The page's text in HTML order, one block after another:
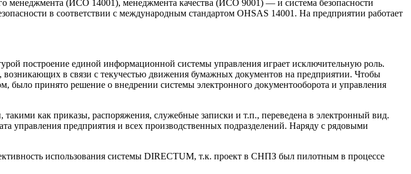
менеджмента (ИСО 14001), менеджмента качества (ИСО 9001) — и система безопасности
в соответствии с международным стандартом OHSAS 14001. На предприятии работает
построение единой информационной системы управления играет исключительную роль.
в связи с текучестью движения бумажных документов на предприятии. Чтобы
было принято решение о внедрении системы электронного документооборота и управления
как приказы, распоряжения, служебные записки и т.п., переведена в электронный вид.
управления предприятия и всех производственных подразделений. Наряду с рядовыми
использования системы DIRECTUM, т.к. проект в СНПЗ был пилотным в процессе